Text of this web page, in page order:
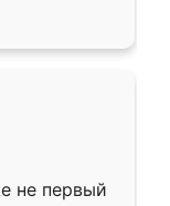
даже
не первый